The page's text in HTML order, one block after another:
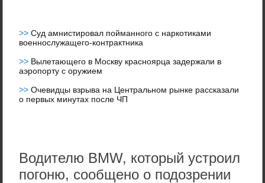
>>Суд амнистировал пойманного с наркотиками
военнослужащего-контрактника
>> Вылетающего в Москву красноярца задержали в
аэропорту с оружием
>>Очевидцы взрыва на Центральном рынке рассказали
о первых минутах после ЧП
Водителю BMW, который устроил
погоню, сообщено о подозрении